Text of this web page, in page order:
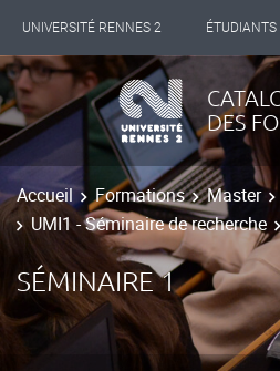
UNIVERSITÉ RENNES 2 ÉTUDIANTS
INTERNATIONAL PROFESSIONNELS
LES NOUVELLES DE RENNES 2
DES
Accueil Formations Master
UMI1 - Séminaire de recherche
SÉMINAIRE 1